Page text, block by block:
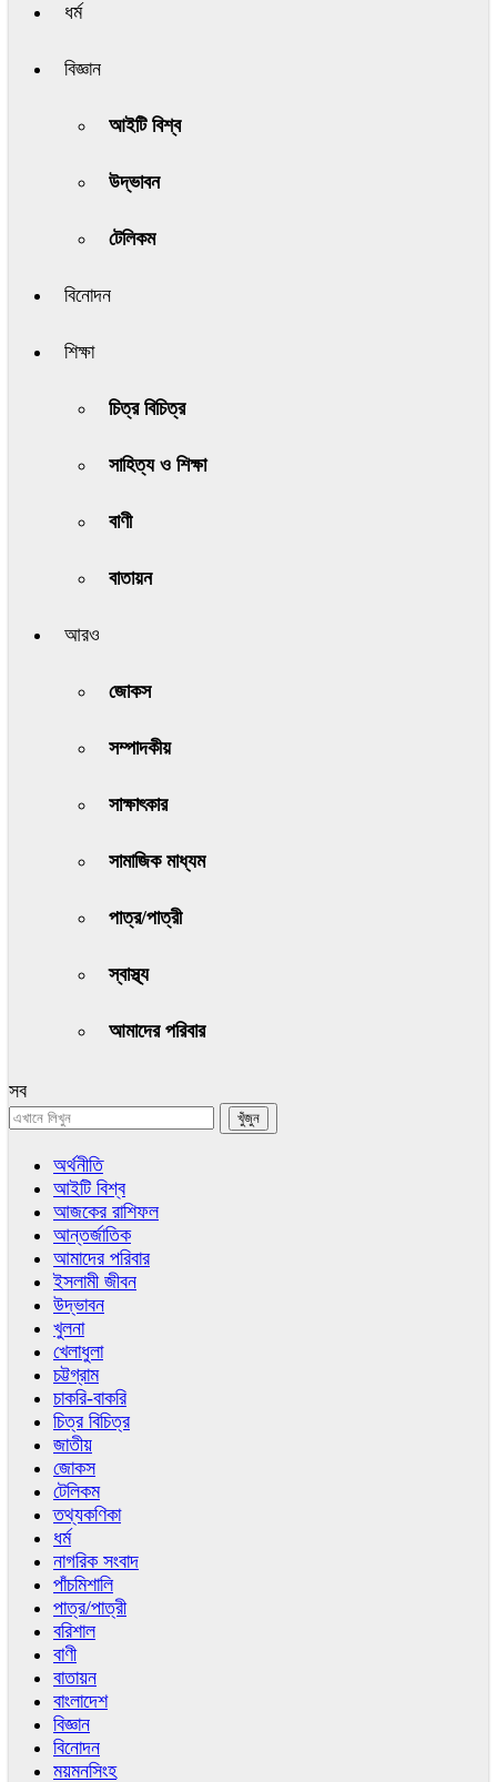
ধর্ম
বিজ্ঞান
আইটি বিশ্ব
উদ্ভাবন
টেলিকম
বিনোদন
শিক্ষা
চিত্র বিচিত্র
সাহিত্য ও শিক্ষা
বাণী
বাতায়ন
আরও
জোকস
সম্পাদকীয়
সাক্ষাৎকার
সামাজিক মাধ্যম
পাত্র/পাত্রী
স্বাস্থ্য
আমাদের পরিবার
সব
অর্থনীতি
আইটি বিশ্ব
আজকের রাশিফল
আন্তর্জাতিক
আমাদের পরিবার
ইসলামী জীবন
উদ্ভাবন
খুলনা
খেলাধুলা
চট্টগ্রাম
চাকরি-বাকরি
চিত্র বিচিত্র
জাতীয়
জোকস
টেলিকম
তথ্যকণিকা
ধর্ম
নাগরিক সংবাদ
পাঁচমিশালি
পাত্র/পাত্রী
বরিশাল
বাণী
বাতায়ন
বাংলাদেশ
বিজ্ঞান
বিনোদন
ময়মনসিংহ